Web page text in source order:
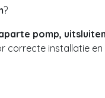
?
pomp,
correcte installatie en